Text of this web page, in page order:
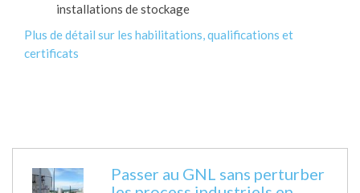
installations de stockage
Plus de détail sur les habilitations, qualifications et
certificats
Passer au GNL sans perturber